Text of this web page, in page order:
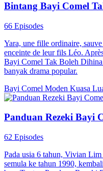
Bintang Bayi Comel
66 Episodes
Yara, une fille ordinaire,
enceinte de leur fils Léo.
Bayi Comel Tak Boleh
banyak drama popular.
Bayi Comel Moden Kuasa
Panduan Rezeki Bayi
62 Episodes
Pada usia 6 tahun, Vivian
semula ke tahun 1990,